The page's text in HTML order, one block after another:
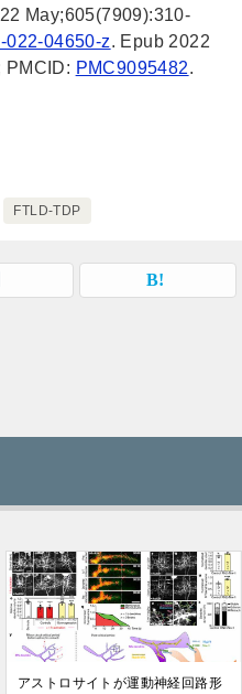
May;605(7909):310-
022-04650-z. Epub 2022
PMCID: PMC9095482.
FTLD-TDP
アストロサイトが運動神経回路形